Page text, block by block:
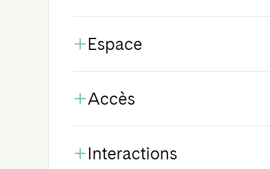
Espace
Accès
Interactions